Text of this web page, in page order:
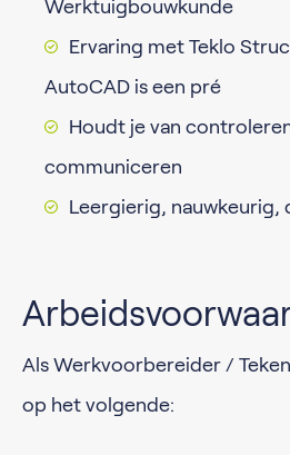
Werktuigbouwkunde
Ervaring met Teklo
AutoCAD is een pré
Houdt je van
communiceren
Leergierig, nauwkeurig,
Als Werkvoorbereider /
op het volgende: